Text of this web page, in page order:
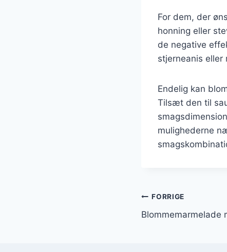
For dem, der
honning eller
de negative
stjerneanis eller
Endelig kan
Tilsæt den til
mulighederne
FORRIGE
Blommemarmelade